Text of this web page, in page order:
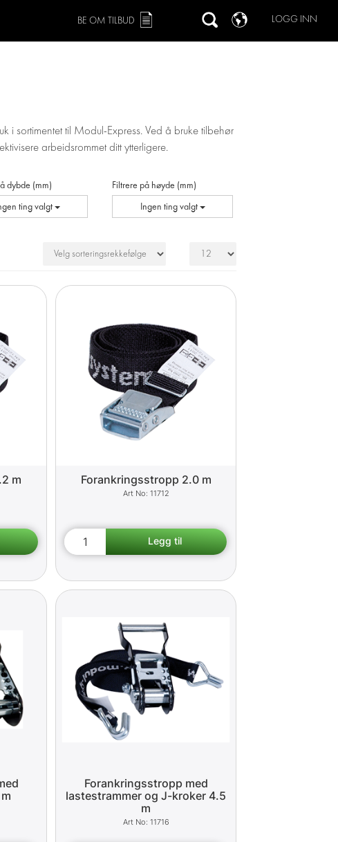
LOGG INN
BE OM TILBUD
i sortimentet til Modul-Express. Ved å bruke tilbehør
arbeidsrommet ditt ytterligere.
dybde (mm)
ting valgt
Filtrere på høyde (mm)
Ingen ting valgt
m Forankringsstropp 2.0 m
11712
Forankringsstropp med
lastestrammer og J-kroker 4.5
m
11716